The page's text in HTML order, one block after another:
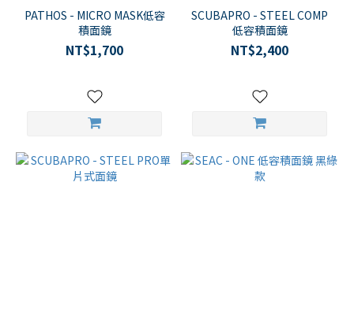
PATHOS - MICRO MASK低容
積面鏡
NT$1,700
SCUBAPRO - STEEL COMP
低容積面鏡
NT$2,400